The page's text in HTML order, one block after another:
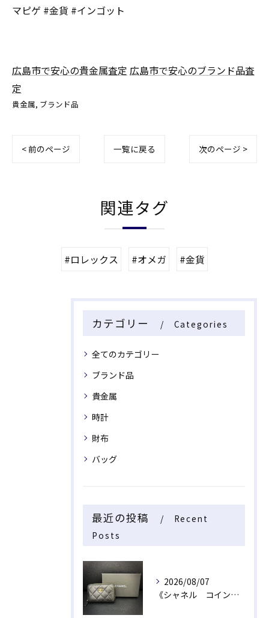
マピゲ #金貨 #インゴット
広島市で安心の貴金属査定 広島市で安心のブランド品査
定
貴金属 ブランド品
< 前のページ 一覧に戻る 次のページ >
関連タグ
#ロレックス #オメガ #金貨
カテゴリー Categories
全てのカテゴリー
ブランド品
貴金属
時計
財布
バッグ
最近の投稿
Recent
Posts
2026/08/07
《シャネル コインケース》